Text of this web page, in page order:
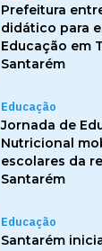
Prefeitura
didático para
Educação em
Santarém
Educação
Jornada de
Nutricional
escolares da
Santarém
Educação
Santarém